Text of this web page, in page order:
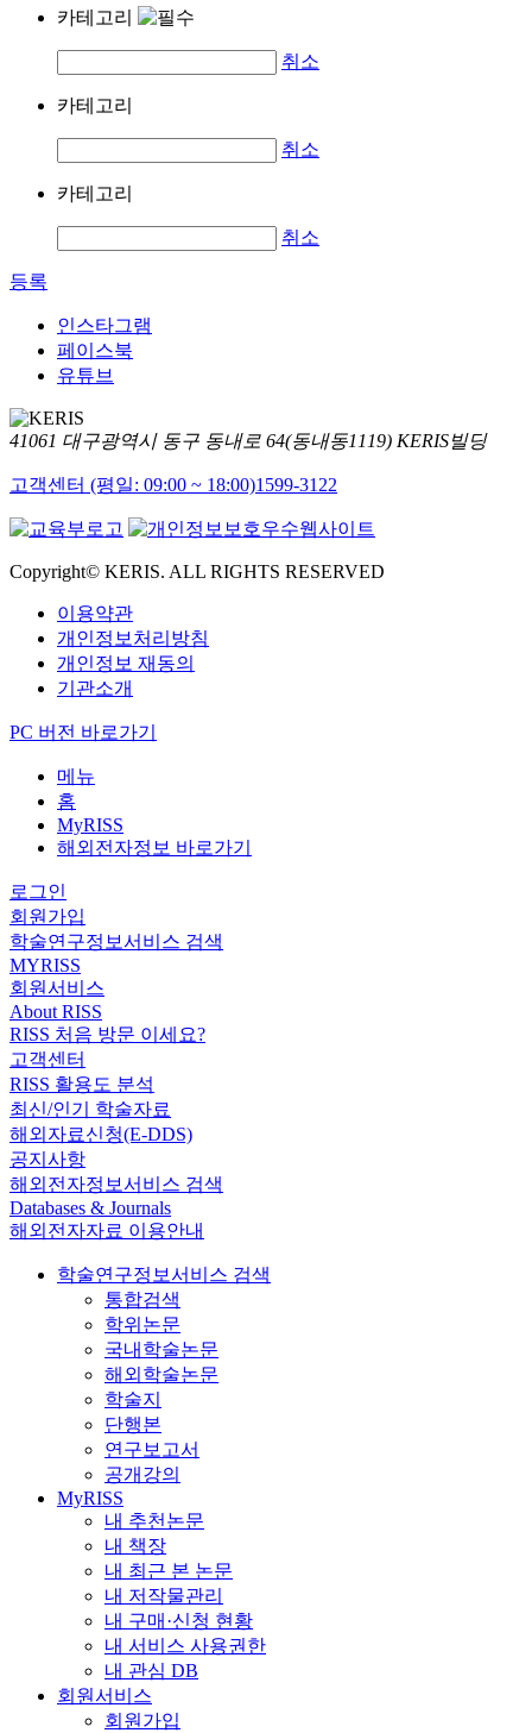
카테고리
취소
카테고리
취소
카테고리
취소
등록
인스타그램
페이스북
유튜브
41061 대구광역시 동구 동내로 64(동내동1119) KERIS빌딩
고객센터 (평일: 09:00 ~ 18:00)1599-3122
Copyright© KERIS. ALL RIGHTS RESERVED
이용약관
개인정보처리방침
개인정보 재동의
기관소개
PC 버전 바로가기
메뉴
홈
MyRISS
해외전자정보 바로가기
로그인
회원가입
학술연구정보서비스 검색
MYRISS
회원서비스
About RISS
RISS 처음 방문 이세요?
고객센터
RISS 활용도 분석
최신/인기 학술자료
해외자료신청(E-DDS)
공지사항
해외전자정보서비스 검색
Databases & Journals
해외전자자료 이용안내
학술연구정보서비스 검색
통합검색
학위논문
국내학술논문
해외학술논문
학술지
단행본
연구보고서
공개강의
MyRISS
내 추천논문
내 책장
내 최근 본 논문
내 저작물관리
내 구매·신청 현황
내 서비스 사용권한
내 관심 DB
회원서비스
회원가입